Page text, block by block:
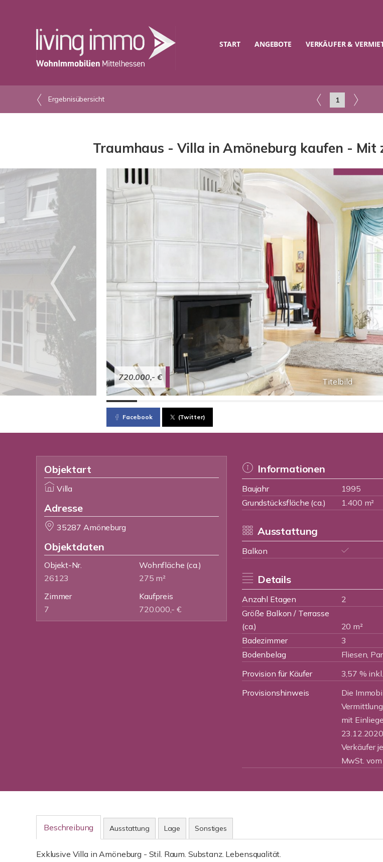
START ANGEBOTE VERKÄUFER &
Ergebnisübersicht 1
Traumhaus - Villa in Amöneburg kaufen - Mit
Titelbild
720.000,- €
Facebook (Twitter)
Objektart
Villa
Adresse
35287 Amöneburg
Objektdaten
Objekt-Nr.
26123
Wohnfläche (ca.)
275 m²
Zimmer
7
Kaufpreis
720.000,- €
Informationen
Baujahr 1995
Grundstücksfläche (ca.)
1.400 m²
Ausstattung
Balkon
Details
Anzahl Etagen 2
Größe Balkon / Terrasse
(ca.)
20 m²
Badezimmer
3
Bodenbelag
Fliesen,
Provision für Käufer
3,57 %
Provisionshinweis
Die
mit
Verkäufer
MwSt.
Beschreibung Ausstattung Lage Sonstiges
Exklusive Villa in Amöneburg - Stil. Raum. Substanz. Lebensqualität.